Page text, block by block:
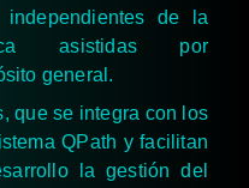
independientes de la
asistidas por
general.
que se integra con los
QPath y facilitan
la gestión del